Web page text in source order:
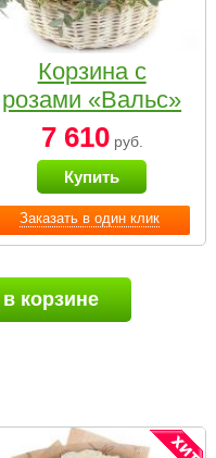
Заказать в один клик
Корзина с
розами «Вальс»
7 610руб.
Купить
корзине